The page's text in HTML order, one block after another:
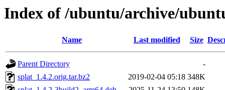
Index of /ubuntu/archive/
Name Last modified Size
Parent Directory
-
splat_1.4.2.orig.tar.bz2
2019-02-04 05:18 348K